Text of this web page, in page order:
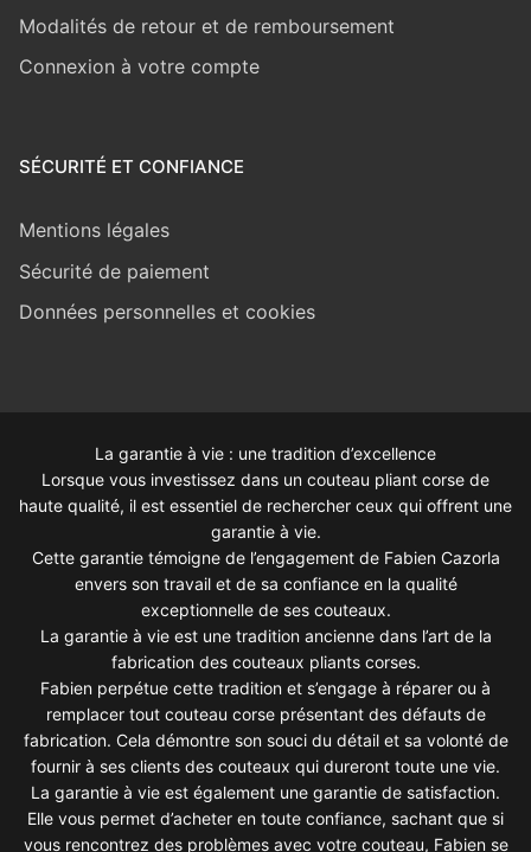
Modalités de retour et de remboursement
Connexion à votre compte
SÉCURITÉ ET CONFIANCE
Mentions légales
Sécurité de paiement
Données personnelles et cookies
La garantie à vie : une tradition d’excellence
Lorsque vous investissez dans un couteau pliant corse de
haute qualité, il est essentiel de rechercher ceux qui offrent une
garantie à vie.
Cette garantie témoigne de l’engagement de Fabien Cazorla
envers son travail et de sa confiance en la qualité
exceptionnelle de ses couteaux.
La garantie à vie est une tradition ancienne dans l’art de la
fabrication des couteaux pliants corses.
Fabien perpétue cette tradition et s’engage à réparer ou à
remplacer tout couteau corse présentant des défauts de
fabrication. Cela démontre son souci du détail et sa volonté de
fournir à ses clients des couteaux qui dureront toute une vie.
La garantie à vie est également une garantie de satisfaction.
Elle vous permet d’acheter en toute confiance, sachant que si
vous rencontrez des problèmes avec votre couteau, Fabien se